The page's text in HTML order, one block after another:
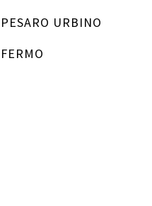
PESARO URBINO
FERMO